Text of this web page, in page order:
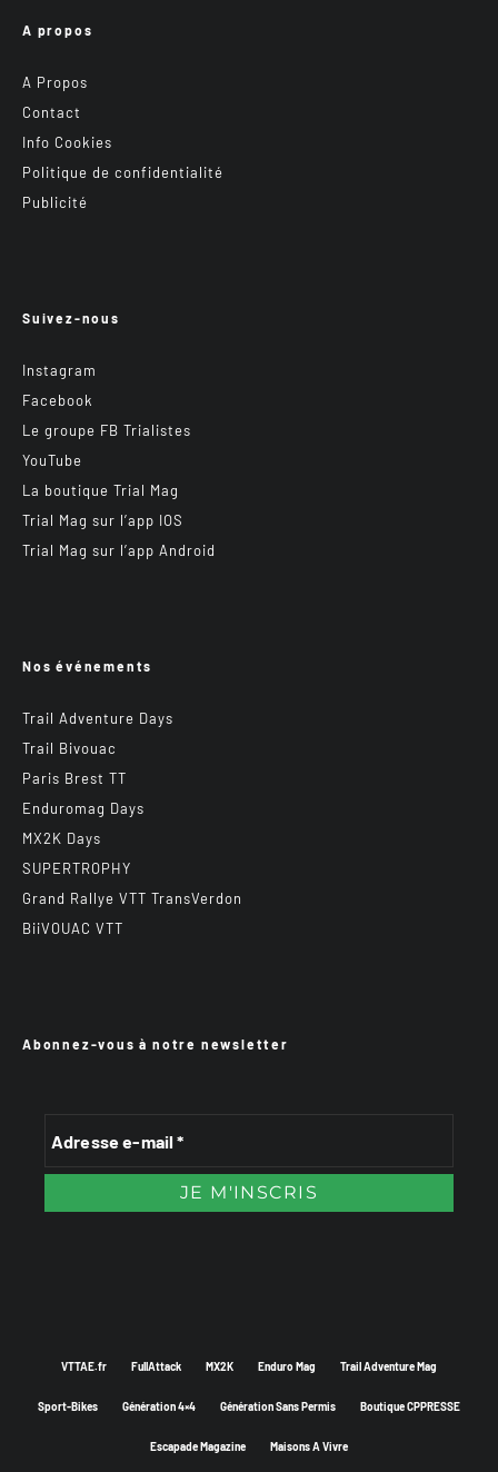
A propos
A Propos
Contact
Info Cookies
Politique de confidentialité
Publicité
Suivez-nous
Instagram
Facebook
Le groupe FB Trialistes
YouTube
La boutique Trial Mag
Trial Mag sur l’app IOS
Trial Mag sur l’app Android
Nos événements
Trail Adventure Days
Trail Bivouac
Paris Brest TT
Enduromag Days
MX2K Days
SUPERTROPHY
Grand Rallye VTT TransVerdon
BiiVOUAC VTT
Abonnez-vous à notre newsletter
VTTAE.fr FullAttack MX2K Enduro Mag Trail Adventure Mag
Sport-Bikes Génération 4×4 Génération Sans Permis Boutique CPPRESSE
Escapade Magazine Maisons A Vivre